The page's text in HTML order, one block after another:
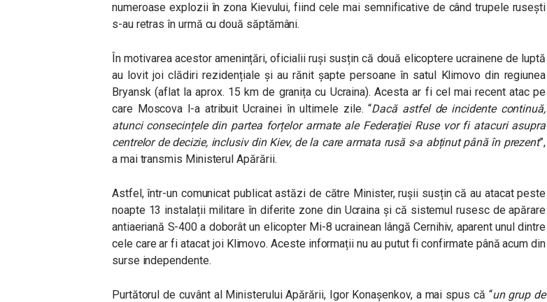
numeroase explozii în zona Kievului, fiind cele mai semnificative de când trupele rusești
s-au retras în urmă cu două săptămâni.
În motivarea acestor amenințări, oficialii ruși susțin că două elicoptere ucrainene de luptă
au lovit joi clădiri rezidențiale și au rănit șapte persoane în satul Klimovo din regiunea
Bryansk (aflat la aprox. 15 km de granița cu Ucraina). Acesta ar fi cel mai recent atac pe
care Moscova l-a atribuit Ucrainei în ultimele zile. “Dacă astfel de incidente continuă,
atunci consecințele din partea forțelor armate ale Federației Ruse vor fi atacuri asupra
centrelor de decizie, inclusiv din Kiev, de la care armata rusă s-a abținut până în prezent”,
a mai transmis Ministerul Apărării.
Astfel, într-un comunicat publicat astăzi de către Minister, rușii susțin că au atacat peste
noapte 13 instalații militare în diferite zone din Ucraina și că sistemul rusesc de apărare
antiaeriană S-400 a doborât un elicopter Mi-8 ucrainean lângă Cernihiv, aparent unul dintre
cele care ar fi atacat joi Klimovo. Aceste informații nu au putut fi confirmate până acum din
surse independente.
Purtătorul de cuvânt al Ministerului Apărării, Igor Konașenkov, a mai spus că “un grup de